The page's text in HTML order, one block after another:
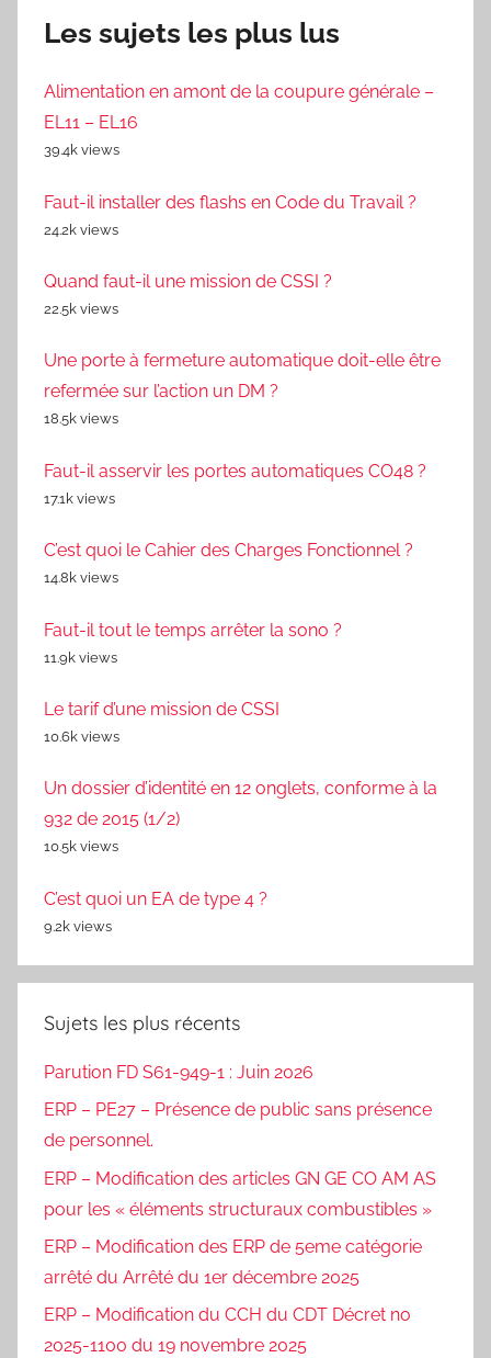
Les sujets les plus lus
Alimentation en amont de la coupure générale –
EL11 – EL16
39.4k views
Faut-il installer des flashs en Code du Travail ?
24.2k views
Quand faut-il une mission de CSSI ?
22.5k views
Une porte à fermeture automatique doit-elle être
refermée sur l’action un DM ?
18.5k views
Faut-il asservir les portes automatiques CO48 ?
17.1k views
C’est quoi le Cahier des Charges Fonctionnel ?
14.8k views
Faut-il tout le temps arrêter la sono ?
11.9k views
Le tarif d’une mission de CSSI
10.6k views
Un dossier d’identité en 12 onglets, conforme à la
932 de 2015 (1/2)
10.5k views
C’est quoi un EA de type 4 ?
9.2k views
Sujets les plus récents
Parution FD S61-949-1 : Juin 2026
ERP – PE27 – Présence de public sans présence
de personnel.
ERP – Modification des articles GN GE CO AM AS
pour les « éléments structuraux combustibles »
ERP – Modification des ERP de 5eme catégorie
arrêté du Arrêté du 1er décembre 2025
ERP – Modification du CCH du CDT Décret no
2025-1100 du 19 novembre 2025